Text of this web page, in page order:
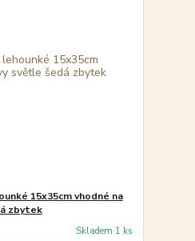
15x35cm vhodné na
zbytek
Skladem 1 ks